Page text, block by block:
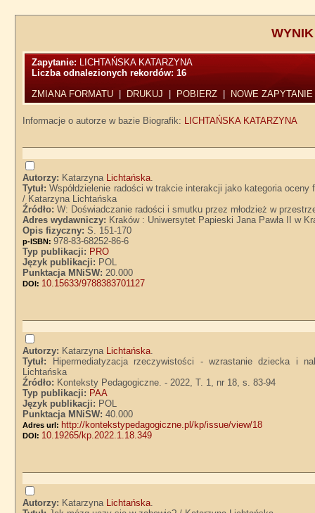
Zapytanie: LICHTAŃSKA KATARZYNA
Liczba odnalezionych rekordów:16
ZMIANA FORMATU
DRUKUJ POBIERZ NOWE ZAPYTANIE
Informacje o autorze w bazie Biografik: LICHTAŃSKA KATARZYNA
Autorzy: Katarzyna Lichtańska.
Tytuł:Współdzielenie radości w trakcie interakcji jako kategoria
/ Katarzyna Lichtańska
Źródło:W: Doświadczanie radości i smutku przez młodzież w
Adres wydawniczy: Kraków : Uniwersytet Papieski Jana Pawła II w
Opis fizyczny:S. 151-170
p-ISBN:978-83-68252-86-6
Typ publikacji: PRO
Język publikacji: POL
Punktacja MNiSW:20.000
DOI: 10.15633/9788383701127
Autorzy: Katarzyna Lichtańska.
Tytuł:
Hipermediatyzacja rzeczywistości - wzrastanie dziecka i
Lichtańska
Źródło: Konteksty Pedagogiczne. - 2022, T. 1, nr 18, s. 83-94
Typ publikacji: PAA
Język publikacji: POL
Punktacja MNiSW:40.000
Adres url: http://kontekstypedagogiczne.pl/kp/issue/view/18
DOI: 10.19265/kp.2022.1.18.349
Autorzy: Katarzyna Lichtańska.